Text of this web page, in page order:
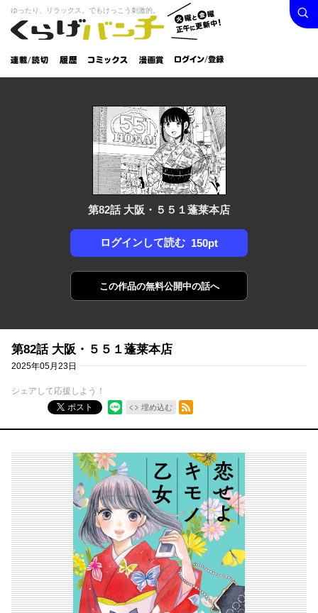
くらげバンチ
火曜と
金曜正
午に更
新中！
ゆったり、リラックス。でもけっこう刺激的。
連載/読
切
履
歴
コミック
漫画
賞
ログイン /
登録
検索
第82話 大阪・５５１蓬莱本店
ログインして読む 150pt
この作品の無料公開中の話へ
第82話 大阪・５５１蓬莱本店
2025年05月23日
シェアして応援しよう！
ポスト
埋め込む
RSSフィード